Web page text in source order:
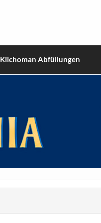
Kilchoman Abfüllungen